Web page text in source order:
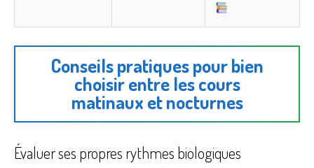
Conseils pratiques pour bien
choisir entre les cours
matinaux et nocturnes
Évaluer ses propres rythmes biologiques